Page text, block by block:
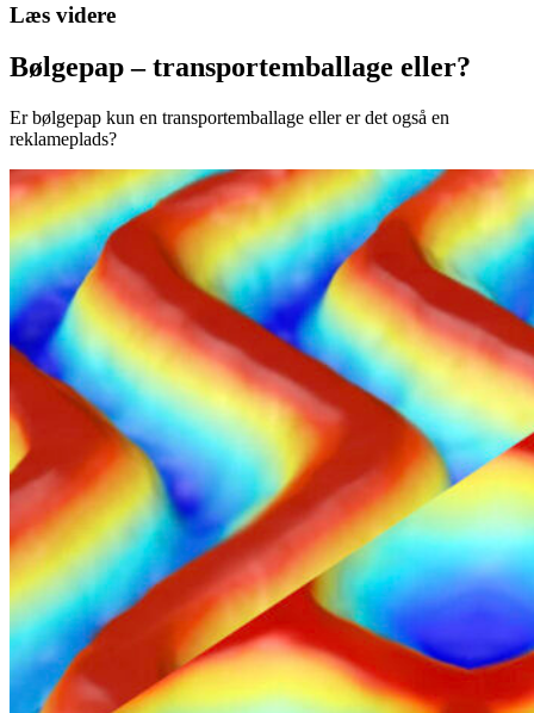
Læs videre
Bølgepap – transportemballage eller?
Er bølgepap kun en transportemballage eller er det også en
reklameplads?